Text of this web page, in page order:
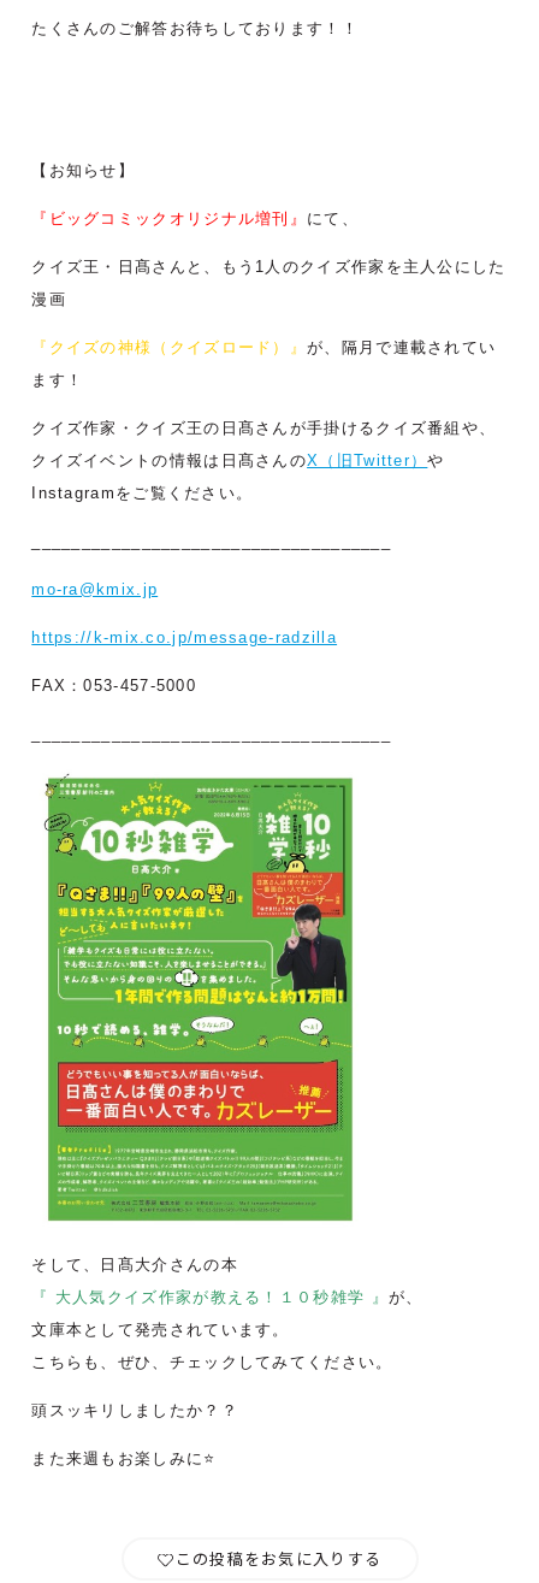
たくさんのご解答お待ちしております！！
【お知らせ】
『ビッグコミックオリジナル増刊』 にて、
クイズ王・日髙さんと、もう1人のクイズ作家を主人公にした
漫画
『クイズの神様（クイズロード）』が、隔月で連載されてい
ます！
クイズ作家・クイズ王の日髙さんが手掛けるクイズ番組や、
クイズイベントの情報は日髙さんのX（旧Twitter）や
Instagramをご覧ください。
mo-ra@kmix.jp
https://k-mix.co.jp/message-radzilla
FAX：053-457-5000
そして、日髙大介さんの本
『 大人気クイズ作家が教える！１０秒雑学 』 が、
文庫本として発売されています。
こちらも、ぜひ、チェックしてみてください。
頭スッキリしましたか？？
また来週もお楽しみに⭐️
この投稿をお気に入りする